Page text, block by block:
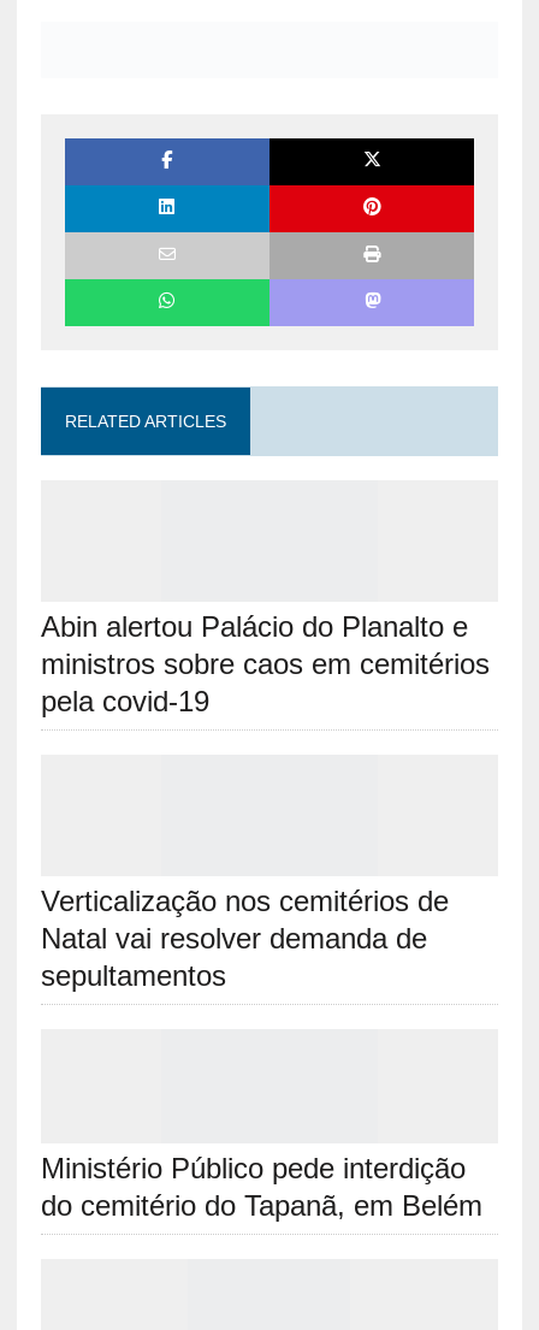
RELATED ARTICLES
Abin alertou Palácio do Planalto e
ministros sobre caos em cemitérios
pela covid-19
Verticalização nos cemitérios de
Natal vai resolver demanda de
sepultamentos
Ministério Público pede interdição
do cemitério do Tapanã, em Belém